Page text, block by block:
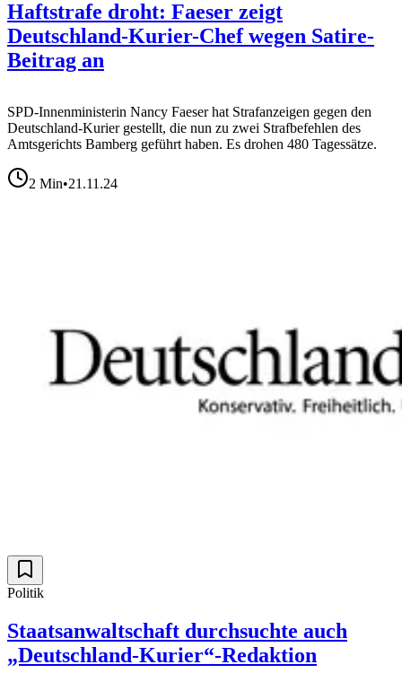
Haftstrafe droht: Faeser zeigt
Deutschland-Kurier-Chef wegen Satire-
Beitrag an
SPD-Innenministerin Nancy Faeser hat Strafanzeigen gegen den
Deutschland-Kurier gestellt, die nun zu zwei Strafbefehlen des
Amtsgerichts Bamberg geführt haben. Es drohen 480 Tagessätze.
2 Min•21.11.24
Politik
Staatsanwaltschaft durchsuchte auch
„Deutschland-Kurier“-Redaktion